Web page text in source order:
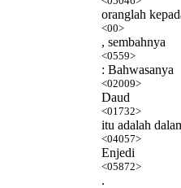
oranglah
<00>
, sembahnya
<0559>
: Bahwasanya
<02009>
Daud
<01732>
itu adalah
<04057>
Enjedi
<05872>
.